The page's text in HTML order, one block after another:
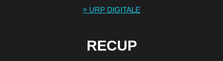
> URP DIGITALE
RECUP